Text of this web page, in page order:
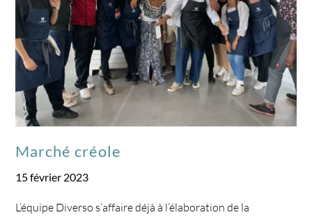
Marché créole
15 février 2023
L’équipe Diverso s’affaire déjà à l’élaboration de la